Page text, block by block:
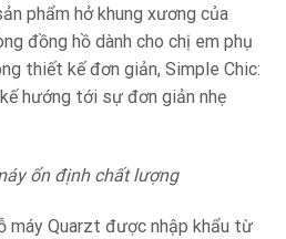
phẩm hở khung xương của
đồng hồ dành cho chị em phụ
thiết kế đơn giản, Simple Chic:
hướng tới sự đơn giản nhẹ
ổn định chất lượng
máy Quarzt được nhập khẩu từ